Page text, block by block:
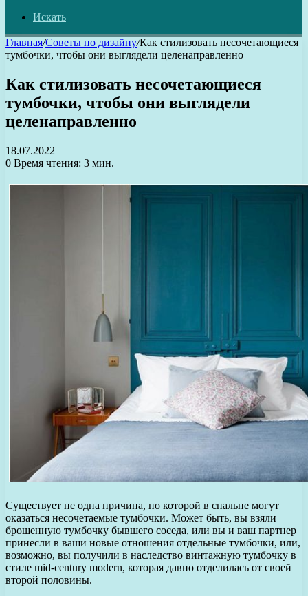
Искать
Главная/Советы по дизайну/Как стилизовать несочетающиеся
тумбочки, чтобы они выглядели целенаправленно
Как стилизовать несочетающиеся
тумбочки, чтобы они выглядели
целенаправленно
18.07.2022
0 Время чтения: 3 мин.
Существует не одна причина, по которой в спальне могут
оказаться несочетаемые тумбочки. Может быть, вы взяли
брошенную тумбочку бывшего соседа, или вы и ваш партнер
принесли в ваши новые отношения отдельные тумбочки, или,
возможно, вы получили в наследство винтажную тумбочку в
стиле mid-century modern, которая давно отделилась от своей
второй половины.